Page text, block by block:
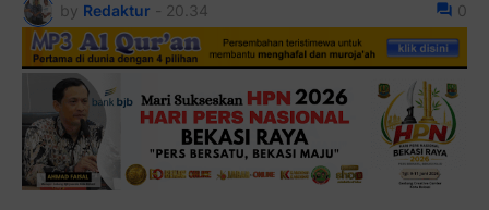
by Redaktur - 20.34 0